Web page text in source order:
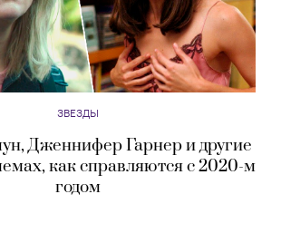
ЗВЕЗДЫ
Дженнифер Гарнер и другие
как справляются с 2020-м
годом